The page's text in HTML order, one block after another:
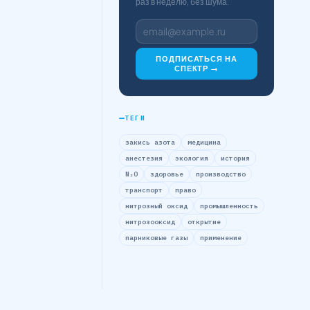
ПОДПИСАТЬСЯ НА
СПЕКТР →
ТЕГИ
закись азота
медицина
анестезия
экология
история
N₂O
здоровье
производство
транспорт
право
нитрозный оксид
промышленность
нитрозооксид
открытие
парниковые газы
применение